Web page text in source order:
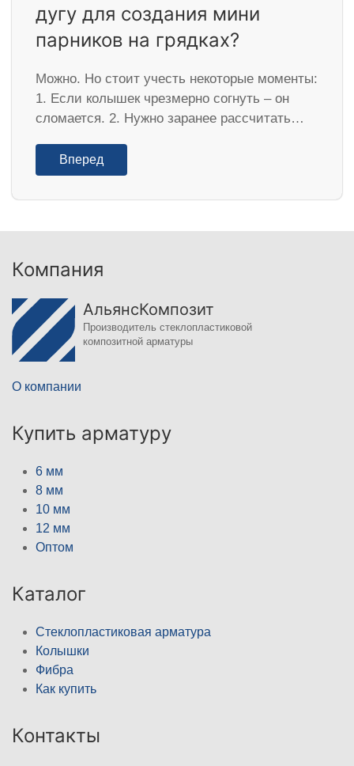
дугу для создания мини
парников на грядках?
Можно. Но стоит учесть некоторые моменты:
1. Если колышек чрезмерно согнуть – он
сломается. 2. Нужно заранее рассчитать…
Вперед
Компания
АльянсКомпозит
Производитель стеклопластиковой
композитной арматуры
О компании
Купить арматуру
6 мм
8 мм
10 мм
12 мм
Оптом
Каталог
Стеклопластиковая арматура
Колышки
Фибра
Как купить
Контакты